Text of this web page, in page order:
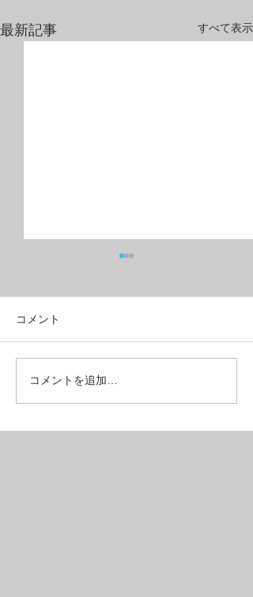
最新記事 すべて表示
油圧ディスクブレーキ+９
速ギヤで５万円台の
コメント
コメントを追加…